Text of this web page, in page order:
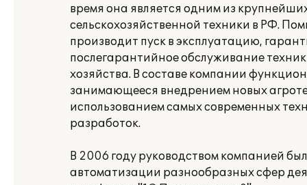
время она является одним из
сельскохозяйственной техники в РФ.
производит пуск в эксплуатацию,
послегарантийное обслуживание
хозяйства. В составе компании
занимающееся внедрением новых
использованием самых современных
разработок.
В 2006 году руководством компанией
автоматизации разнообразных сфер